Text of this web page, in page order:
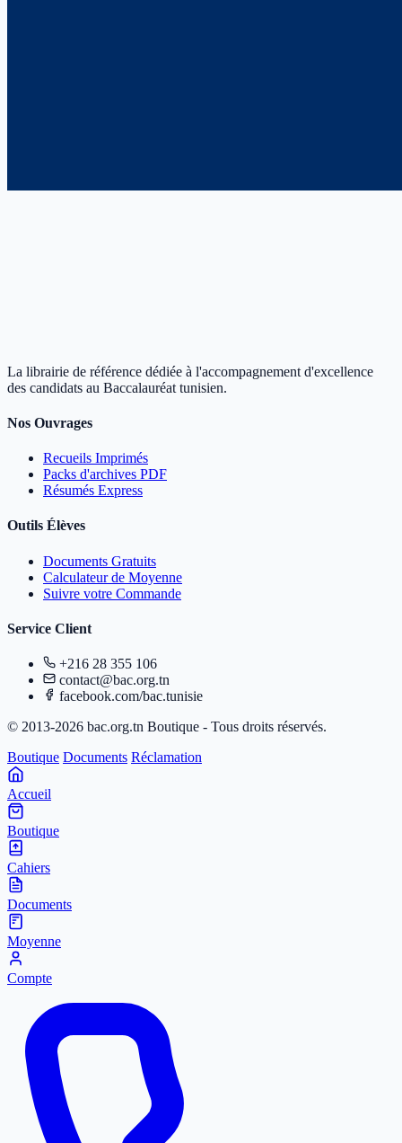
La librairie de référence dédiée à l'accompagnement d'excellence
des candidats au Baccalauréat tunisien.
Nos Ouvrages
Recueils Imprimés
Packs d'archives PDF
Résumés Express
Outils Élèves
Documents Gratuits
Calculateur de Moyenne
Suivre votre Commande
Service Client
+216 28 355 106
contact@bac.org.tn
facebook.com/bac.tunisie
© 2013-2026 bac.org.tn Boutique - Tous droits réservés.
Boutique Documents Réclamation
Accueil
Boutique
Cahiers
Documents
Moyenne
Compte